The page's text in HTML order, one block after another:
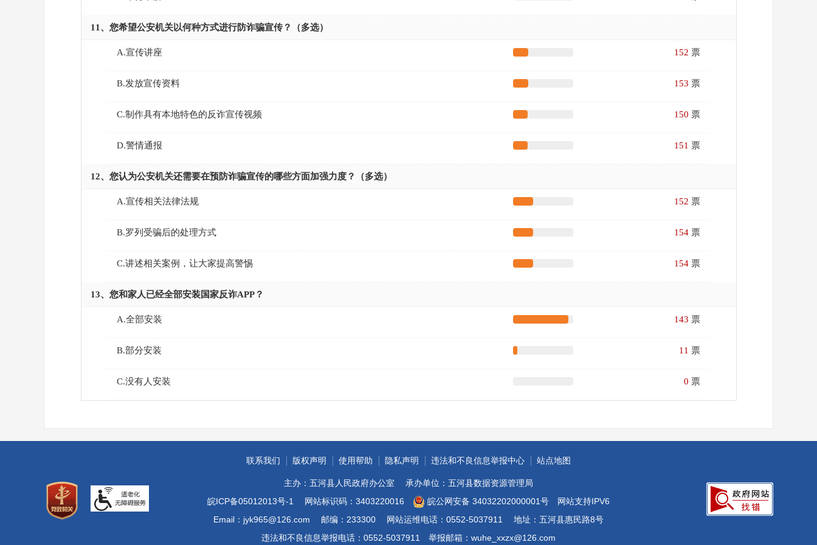
11、您希望公安机关以何种方式进行防诈骗宣传？（多选）
A.宣传讲座 152 票
B.发放宣传资料 153 票
C.制作具有本地特色的反诈宣传视频 150 票
D.警情通报 151 票
12、您认为公安机关还需要在预防诈骗宣传的哪些方面加强力度？（多选）
A.宣传相关法律法规 152 票
B.罗列受骗后的处理方式 154 票
C.讲述相关案例，让大家提高警惕 154 票
13、您和家人已经全部安装国家反诈APP？
A.全部安装 143 票
B.部分安装 11 票
C.没有人安装 0 票
联系我们 版权声明 使用帮助 隐私声明 违法和不良信息举报中心 站点地图
主办：五河县人民政府办公室
承办单位：五河县数据资源管理局
皖ICP备05012013号-1
网站标识码：3403220016 皖公网安备 34032202000001号
网站支持IPV6
Email：jyk965@126.com
邮编：233300 网站运维电话：0552-5037911
地址：五河县惠民路8号
违法和不良信息举报电话：0552-5037911
举报邮箱：wuhe_xxzx@126.com